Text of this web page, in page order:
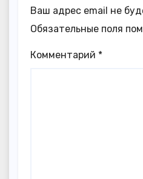
Ваш адрес email не
Обязательные поля
Комментарий *